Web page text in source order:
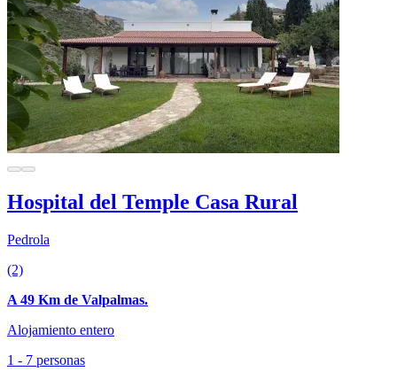
Hospital del Temple Casa Rural
Pedrola
(2)
A 49 Km de Valpalmas.
Alojamiento entero
1 - 7 personas